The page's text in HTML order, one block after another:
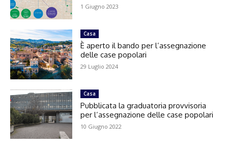
1 Giugno 2023
Casa
È aperto il bando per l’assegnazione
delle case popolari
29 Luglio 2024
Casa
Pubblicata la graduatoria provvisoria
per l’assegnazione delle case popolari
10 Giugno 2022